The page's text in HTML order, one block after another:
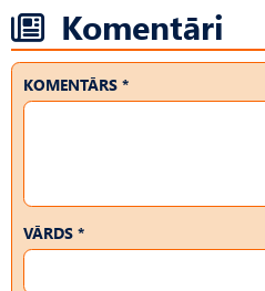
Komentāri
KOMENTĀRS *
VĀRDS *